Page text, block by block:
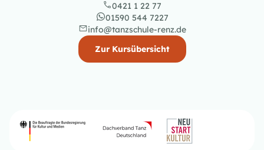
0421 1 22 77
01590 544 7227
info@tanzschule-renz.de
Zur Kursübersicht